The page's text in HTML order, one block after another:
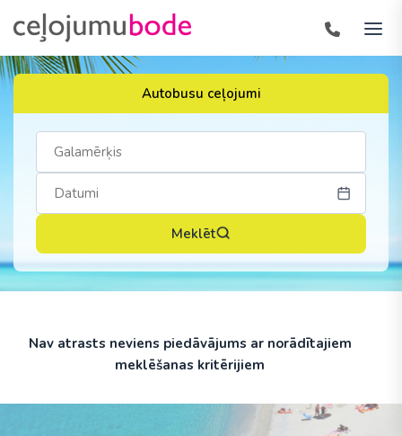
Autobusu ceļojumi
Meklēt
Nav atrasts neviens piedāvājums ar norādītajiem
meklēšanas kritērijiem